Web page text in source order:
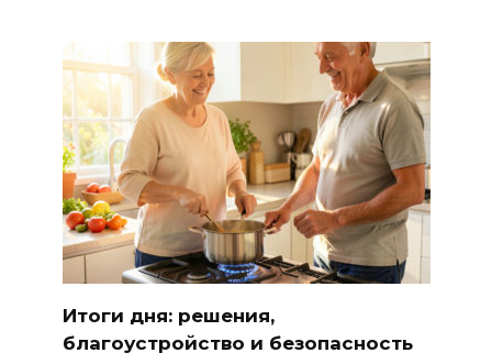
Итоги дня: решения,
благоустройство и безопасность